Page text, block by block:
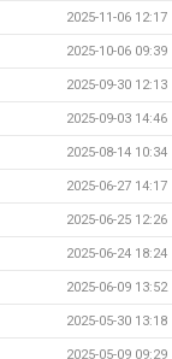
2025-11-06 12:17
2025-10-06 09:39
2025-09-30 12:13
2025-09-03 14:46
2025-08-14 10:34
2025-06-27 14:17
2025-06-25 12:26
2025-06-24 18:24
2025-06-09 13:52
2025-05-30 13:18
2025-05-09 09:29